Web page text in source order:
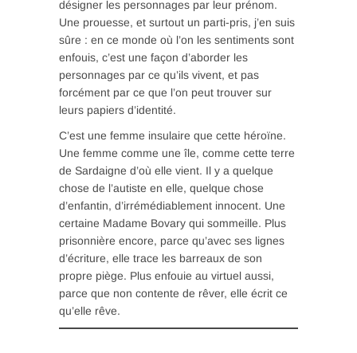
désigner les personnages par leur prénom.
Une prouesse, et surtout un parti-pris, j’en suis
sûre : en ce monde où l’on les sentiments sont
enfouis, c’est une façon d’aborder les
personnages par ce qu’ils vivent, et pas
forcément par ce que l’on peut trouver sur
leurs papiers d’identité.
C’est une femme insulaire que cette héroïne.
Une femme comme une île, comme cette terre
de Sardaigne d’où elle vient. Il y a quelque
chose de l’autiste en elle, quelque chose
d’enfantin, d’irrémédiablement innocent. Une
certaine Madame Bovary qui sommeille. Plus
prisonnière encore, parce qu’avec ses lignes
d’écriture, elle trace les barreaux de son
propre piège. Plus enfouie au virtuel aussi,
parce que non contente de rêver, elle écrit ce
qu’elle rêve.